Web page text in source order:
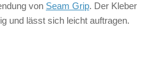
von Seam Grip. Der Kleber
und lässt sich leicht auftragen.